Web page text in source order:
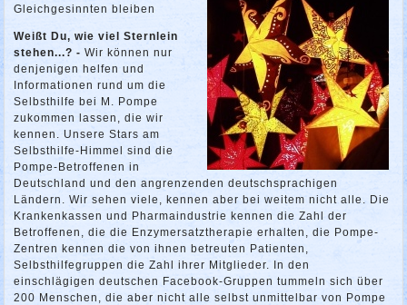
Gleichgesinnten bleiben
Weißt Du, wie viel Sternlein
stehen...? -Wir können nur
denjenigen helfen und
Informationen rund um die
Selbsthilfe bei M. Pompe
zukommen lassen, die wir
kennen. Unsere Stars am
Selbsthilfe-Himmel sind die
Pompe-Betroffenen in
Deutschland und den angrenzenden deutschsprachigen
Ländern. Wir sehen viele, kennen aber bei weitem nicht alle. Die
Krankenkassen und Pharmaindustrie kennen die Zahl der
Betroffenen, die die Enzymersatztherapie erhalten, die Pompe-
Zentren kennen die von ihnen betreuten Patienten,
Selbsthilfegruppen die Zahl ihrer Mitglieder. In den
einschlägigen deutschen Facebook-Gruppen tummeln sich über
200 Menschen, die aber nicht alle selbst unmittelbar von Pompe